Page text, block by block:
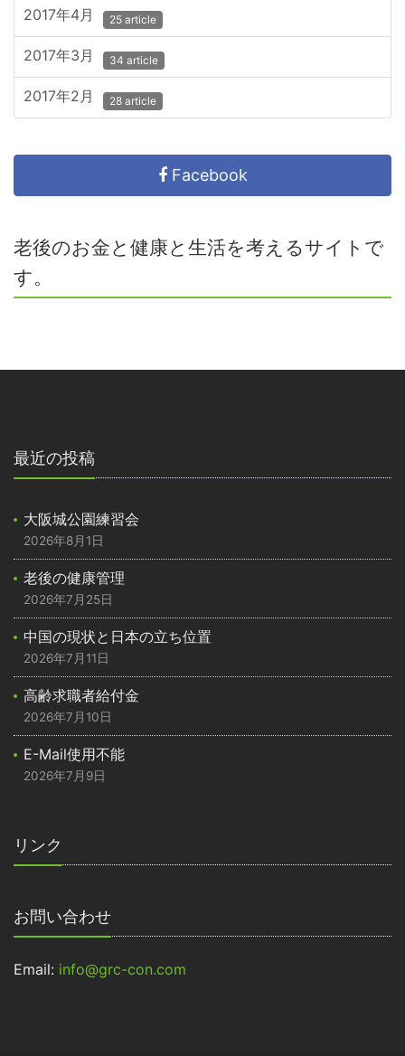
2017年4月 25 article
2017年3月 34 article
2017年2月 28 article
Facebook
老後のお金と健康と生活を考えるサイトで
す。
最近の投稿
大阪城公園練習会
2026年8月1日
老後の健康管理
2026年7月25日
中国の現状と日本の立ち位置
2026年7月11日
高齢求職者給付金
2026年7月10日
E-Mail使用不能
2026年7月9日
リンク
お問い合わせ
Email: info@grc-con.com